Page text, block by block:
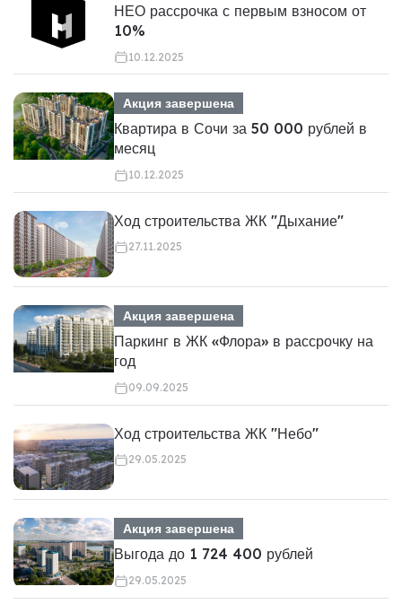
НЕО рассрочка с первым взносом от
10%
10.12.2025
Акция завершена
Квартира в Сочи за 50 000 рублей в
месяц
10.12.2025
Ход строительства ЖК "Дыхание"
27.11.2025
Акция завершена
Паркинг в ЖК «Флора» в рассрочку на
год
09.09.2025
Ход строительства ЖК "Небо"
29.05.2025
Акция завершена
Выгода до 1 724 400 рублей
29.05.2025